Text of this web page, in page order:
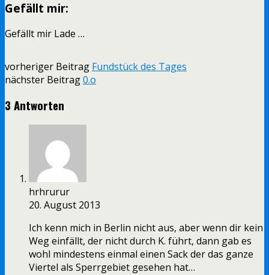
Gefällt mir:
Gefällt mir Lade …
vorheriger Beitrag Fundstück des Tages
nächster Beitrag0.o
3 Antworten
hrhrurur
20. August 2013
Ich kenn mich in Berlin nicht aus, aber wenn dir kein
Weg einfällt, der nicht durch K. führt, dann gab es
wohl mindestens einmal einen Sack der das ganze
Viertel als Sperrgebiet gesehen hat…